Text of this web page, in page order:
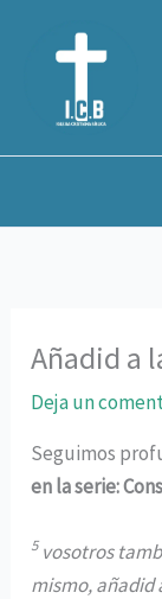
Añadid a
Deja un
Seguimos
en la serie:
5 vosotros
mismo, añadid